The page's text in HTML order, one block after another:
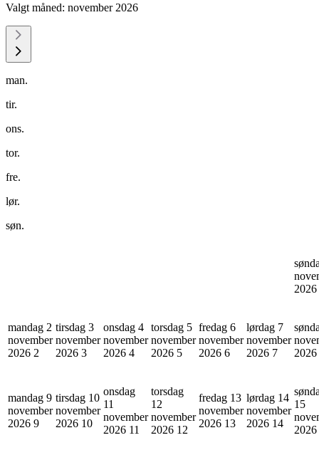
Valgt måned: november 2026
man.
tir.
ons.
tor.
fre.
lør.
søn.
2026
mandag 2
november
2026 2
tirsdag 3
november
2026 3
onsdag 4
november
2026 4
torsdag 5
november
2026 5
fredag 6
november
2026 6
lørdag 7
november
2026 7
2026
mandag 9
november
2026 9
tirsdag 10
november
2026 10
onsdag
11
november
2026 11
torsdag
12
november
2026 12
fredag 13
november
2026 13
lørdag 14
november
2026 14
15
2026